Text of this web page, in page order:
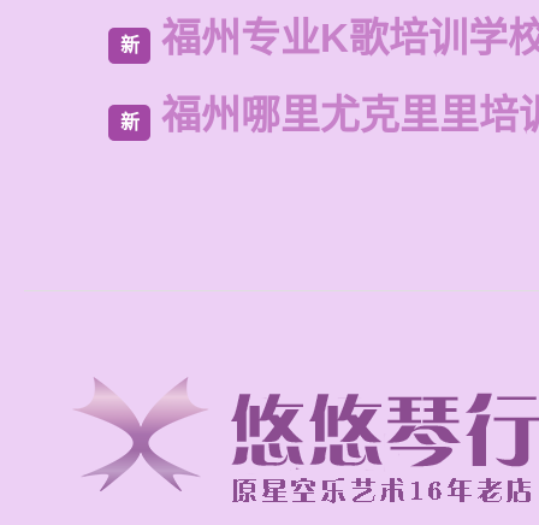
新 福州专业K歌培训学
新 福州哪里尤克里里培